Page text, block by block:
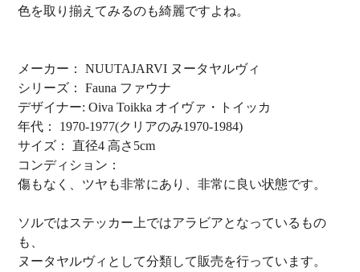
色を取り揃えてみるのも綺麗ですよね。
メーカー： NUUTAJARVI ヌータヤルヴィ
シリーズ： Fauna ファウナ
デザイナー: Oiva Toikka オイヴァ・トイッカ
年代： 1970-1977(クリアのみ1970-1984)
サイズ： 直径4 高さ5cm
コンディション：
傷もなく、ツヤも非常にあり、非常に良い状態です。
ソルではステッカー上ではアラビアとなっているもの
も、
ヌータヤルヴィとして分類して販売を行っています。